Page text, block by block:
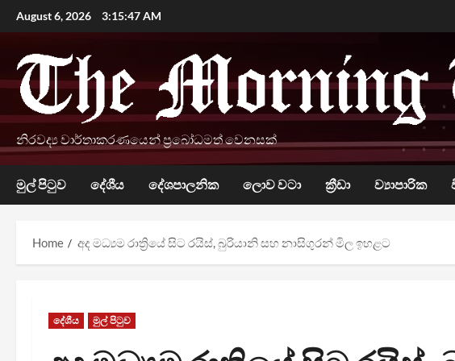
Skip
to
content
August 6, 2026 3:15:48 AM
නිරවද්‍ය වාර්තාකරණයෙන් ප්‍රබෝධමත් වෙනසක්
මුල් පිටුව දේශීය දේශපාලනික ලොව වටා ක්‍රීඩා ව්‍යාපාරික
Home අද මධ්‍යම රාත්‍රියේ සිට රයිස්, බුරියානි සහ නාසිගුරන් මිල ඉහළට
දේශීය මුල් පිටුව